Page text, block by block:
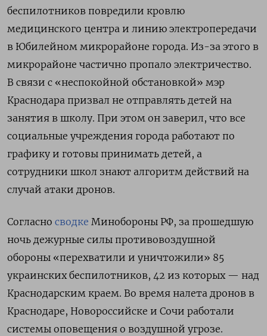
беспилотников повредили кровлю
медицинского центра и линию электропередачи
в Юбилейном микрорайоне города. Из-за этого в
микрорайоне частично пропало электричество.
В связи с «неспокойной обстановкой» мэр
Краснодара призвал не отправлять детей на
занятия в школу. При этом он заверил, что все
социальные учреждения города работают по
графику и готовы принимать детей, а
сотрудники школ знают алгоритм действий на
случай атаки дронов.
Согласно сводке Минобороны РФ, за прошедшую
ночь дежурные силы противовоздушной
обороны «перехватили и уничтожили» 85
украинских беспилотников, 42 из которых — над
Краснодарским краем. Во время налета дронов в
Краснодаре, Новороссийске и Сочи работали
системы оповещения о воздушной угрозе.